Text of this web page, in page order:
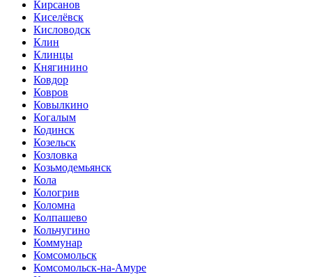
Кирсанов
Киселёвск
Кисловодск
Клин
Клинцы
Княгинино
Ковдор
Ковров
Ковылкино
Когалым
Кодинск
Козельск
Козловка
Козьмодемьянск
Кола
Кологрив
Коломна
Колпашево
Кольчугино
Коммунар
Комсомольск
Комсомольск-на-Амуре